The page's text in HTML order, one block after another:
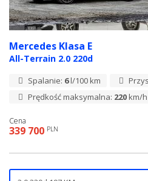
Mercedes Klasa E
All-Terrain 2.0 220d
Spalanie: 6l/100 km
Prędkość maksymalna: 220 km/h
Cena
339 700 PLN